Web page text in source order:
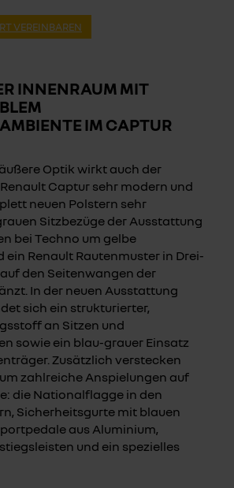
VEREINBAREN
INNENRAUM MIT
IM CAPTUR
Optik wirkt auch der
Captur sehr modern und
neuen Polstern sehr
Sitzbezüge der Ausstattung
bei Techno um gelbe
ein Renault Rautenmuster in Drei-
den Seitenwangen der
In der neuen Ausstattung
sich ein strukturierter,
an Sitzen und
sowie ein blau-grauer Einsatz
Zusätzlich verstecken
zahlreiche Anspielungen auf
die Nationalflagge in den
Sicherheitsgurte mit blauen
aus Aluminium,
und ein spezielles